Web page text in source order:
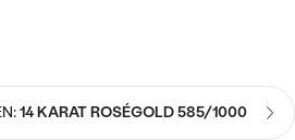
14 KARAT ROSÉGOLD 585/1000